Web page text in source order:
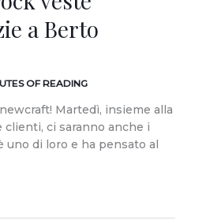
a Berto
OF READING
Martedì, insieme alla
ci saranno anche i
di loro e ha pensato al